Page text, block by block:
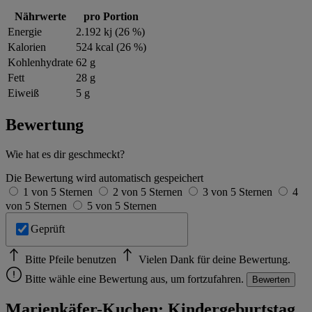
Nährwerte
pro Portion
Energie
2.192 kj (26 %)
Kalorien
524 kcal (26 %)
Kohlenhydrate 62 g
Fett
28 g
Eiweiß
5 g
Bewertung
Wie hat es dir geschmeckt?
Die Bewertung wird automatisch gespeichert
1 von 5 Sternen
2 von 5 Sternen 3 von 5 Sternen
4
von 5 Sternen
5 von 5 Sternen
Geprüft
Bitte Pfeile benutzen
Vielen Dank für deine Bewertung.
Bitte wähle eine Bewertung aus, um fortzufahren.
Bewerten